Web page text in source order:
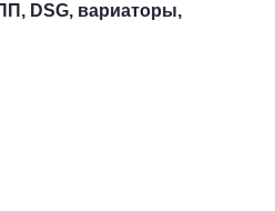
DSG, вариаторы,